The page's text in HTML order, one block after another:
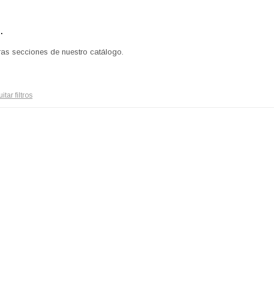
secciones de nuestro catálogo.
filtros